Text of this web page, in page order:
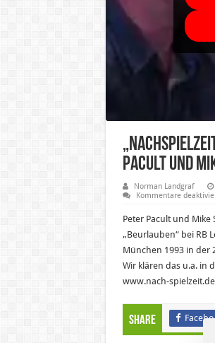
Pacult und
Norman Landgraf
Kommentare
Peter Pacult und
„Beurlauben“ bei RB
München 1993 in der
Wir klären das u.a. in
www.nach-spielzeit.de
Share